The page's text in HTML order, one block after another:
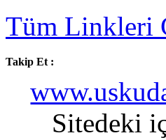
Tüm Linkleri
Takip Et :
Sitedeki